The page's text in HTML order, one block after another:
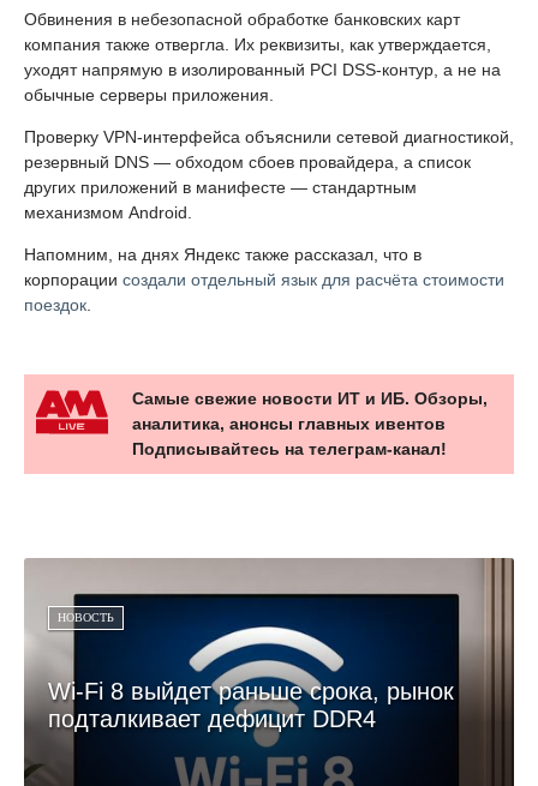
Обвинения в небезопасной обработке банковских карт
компания также отвергла. Их реквизиты, как утверждается,
уходят напрямую в изолированный PCI DSS-контур, а не на
обычные серверы приложения.
Проверку VPN-интерфейса объяснили сетевой диагностикой,
резервный DNS — обходом сбоев провайдера, а список
других приложений в манифесте — стандартным
механизмом Android.
Напомним, на днях Яндекс также рассказал, что в
корпорации создали отдельный язык для расчёта стоимости
поездок.
Самые свежие новости ИТ и ИБ. Обзоры,
аналитика, анонсы главных ивентов
Подписывайтесь на телеграм-канал!
НОВОСТЬ
Wi‑Fi 8 выйдет раньше срока, рынок
подталкивает дефицит DDR4